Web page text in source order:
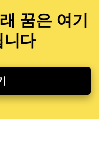
꿈은 여기
다